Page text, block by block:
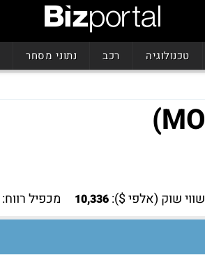
טכנולוגיה רכב נתוני מסחר
שווי שוק (אלפי $): 10,336 מכפיל רווח: